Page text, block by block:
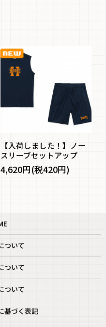
【入荷しました！】ノー
スリーブセットアップ
4,620円(税420円)
ついて
ついて
ついて
基づく表記